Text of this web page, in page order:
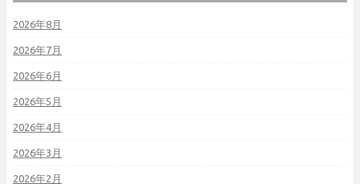
2026年8月
2026年7月
2026年6月
2026年5月
2026年4月
2026年3月
2026年2月